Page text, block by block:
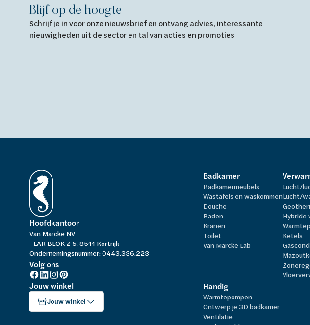
Blijf op de hoogte
Schrijf je in voor onze nieuwsbrief en ontvang advies, interessante
nieuwigheden uit de sector en tal van acties en promoties
Hoofdkantoor
Van Marcke NV
LAR BLOK Z 5, 8511 Kortrijk
Ondernemingsnummer: 0443.336.223
Volg ons
Jouw winkel
Jouw winkel
Badkamer
Badkamermeubels
Wastafels en waskommen
Douche
Baden
Kranen
Toilet
Van Marcke Lab
Lucht/
Lucht/
Hybride
Ketels
Handig
Warmtepompen
Ontwerp je 3D badkamer
Ventilatie